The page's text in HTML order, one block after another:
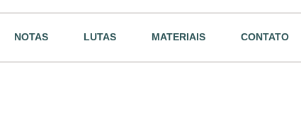
NOTAS LUTAS MATERIAIS CONTATO